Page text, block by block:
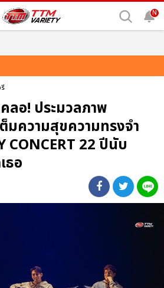
N
คลอ! ประมวลภาพ
มความสุขความทรงจำ
CONCERT 22 ปีนับ
ธอ